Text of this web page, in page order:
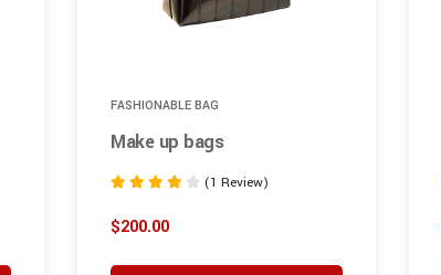
FASHIONABLE BAG
Make up bags
4.00
out of 5
(1 Review)
$200.00